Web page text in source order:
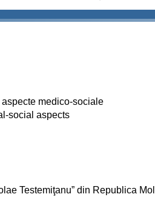
medico-sociale
social aspects
Testemiţanu” din Republica